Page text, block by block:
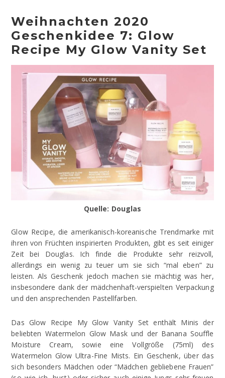
Weihnachten 2020
Geschenkidee 7: Glow
Recipe My Glow Vanity Set
Quelle: Douglas
Glow Recipe, die amerikanisch-koreanische Trendmarke mit
ihren von Früchten inspirierten Produkten, gibt es seit einiger
Zeit bei Douglas. Ich finde die Produkte sehr reizvoll,
allerdings ein wenig zu teuer um sie sich “mal eben” zu
leisten. Als Geschenk jedoch machen sie mächtig was her,
insbesondere dank der mädchenhaft-verspielten Verpackung
und den ansprechenden Pastellfarben.
Das Glow Recipe My Glow Vanity Set enthält Minis der
beliebten Watermelon Glow Mask und der Banana Souffle
Moisture Cream, sowie eine Vollgröße (75ml) des
Watermelon Glow Ultra-Fine Mists. Ein Geschenk, über das
sich besonders Mädchen oder “Mädchen gebliebene Frauen”